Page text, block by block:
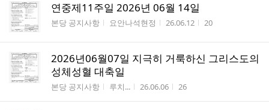
연중제11주일 2026년 06월 14일
게시판명
본당 공지사항 작성자
요안나석현정 작성시간
26.06.12 조회수
20
2026년06월07일 지극히 거룩하신 그리스도의
성체성혈 대축일
게시판명
본당 공지사항 작성자
루치... 작성시간
26.06.06 조회수
26